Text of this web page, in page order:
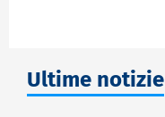
Ultime notizie